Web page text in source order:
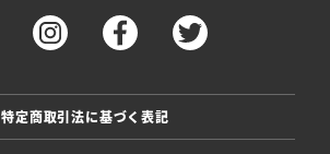
特定商取引法に基づく表記